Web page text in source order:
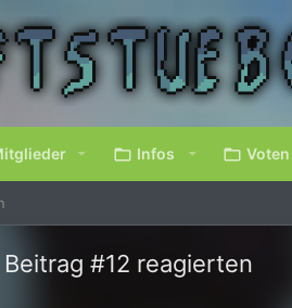
Infos Voten
#12 reagierten